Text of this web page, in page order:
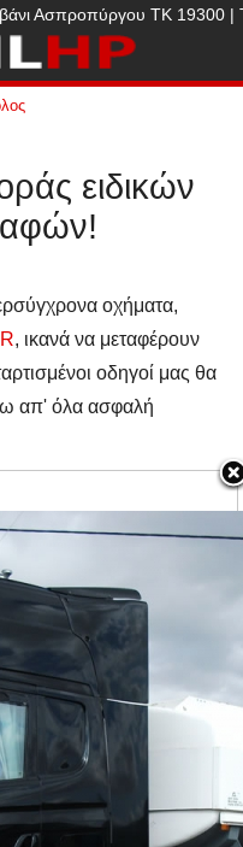
Ασπροπύργου ΤΚ 19300 |
ειδικών
οχήματα,
, ικανά να μεταφέρουν
οδηγοί μας θα
απ' όλα ασφαλή